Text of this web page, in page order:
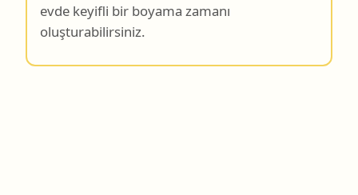
evde keyifli bir boyama zamanı
oluşturabilirsiniz.